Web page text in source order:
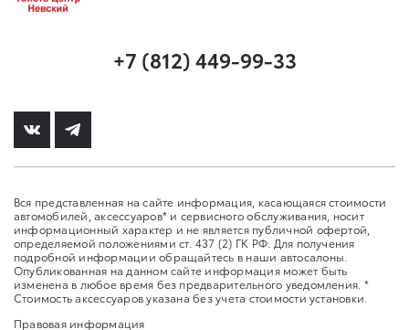
+7 (812) 449-99-33
Вся представленная на сайте информация, касающаяся стоимости
автомобилей, аксессуаров* и сервисного обслуживания, носит
информационный характер и не является публичной офертой,
определяемой положениями ст. 437 (2) ГК РФ. Для получения
подробной информации обращайтесь в наши автосалоны.
Опубликованная на данном сайте информация может быть
изменена в любое время без предварительного уведомления. *
Стоимость аксессуаров указана без учета стоимости установки.
Правовая информация